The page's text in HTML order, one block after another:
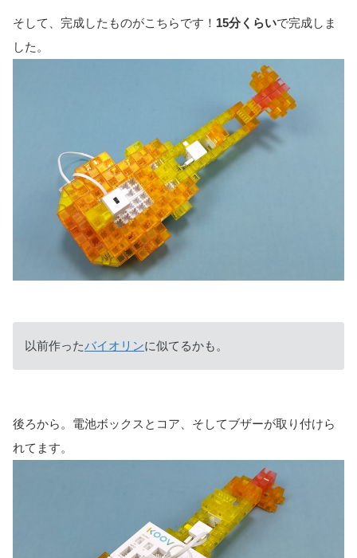
そして、完成したものがこちらです！ 15分くらいで完成しま
した。
以前作ったバイオリンに似てるかも。
後ろから。電池ボックスとコア、そしてブザーが取り付けら
れてます。